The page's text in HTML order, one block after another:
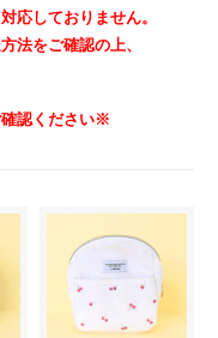
応しておりません。
法をご確認の上、
認ください※